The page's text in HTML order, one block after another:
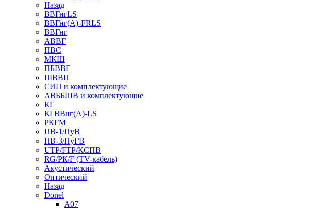
Назад
ВВГнгLS
ВВГнг(А)-FRLS
ВВГнг
АВВГ
ПВС
МКШ
ПБВВГ
ШВВП
СИП и комплектующие
АВББШВ и комплектующие
КГ
КГВВнг(А)-LS
РКГМ
ПВ-1/ПуВ
ПВ-3/ПуГВ
UTP/FTP/КСПВ
RG/РК/F (TV-кабель)
Акустический
Оптический
Назад
Donel
A07